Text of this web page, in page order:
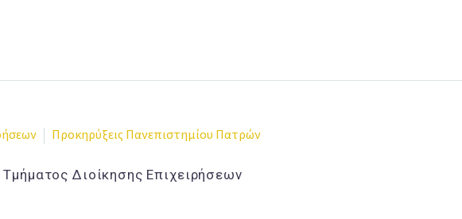
Προκηρύξεις Πανεπιστημίου Πατρών
Διοίκησης Επιχειρήσεων